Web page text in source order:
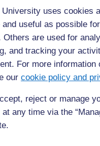
University uses cookies
useful as possible
Others are used for
and tracking your
For more
our cookie policy and
reject or manage
any time via the
pratiques